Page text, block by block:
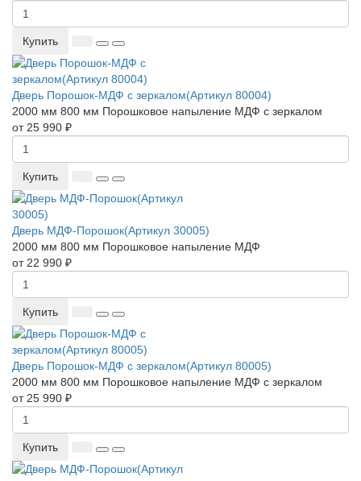
Купить
Дверь Порошок-МДФ с зеркалом(Артикул 80004)
2000 мм 800 мм Порошковое напыление МДФ с зеркалом
от 25 990 ₽
Купить
Дверь МДФ-Порошок(Артикул 30005)
2000 мм 800 мм Порошковое напыление МДФ
от 22 990 ₽
Купить
Дверь Порошок-МДФ с зеркалом(Артикул 80005)
2000 мм 800 мм Порошковое напыление МДФ с зеркалом
от 25 990 ₽
Купить